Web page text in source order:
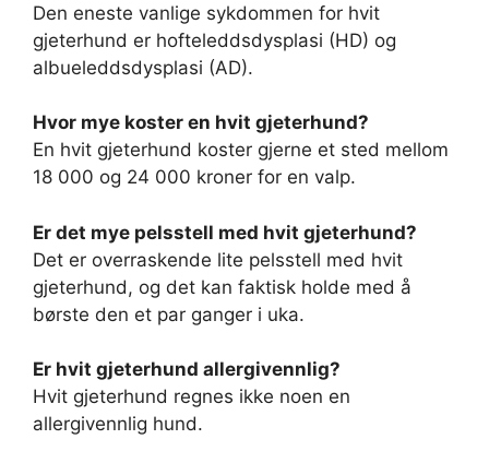
Den eneste vanlige sykdommen for hvit
gjeterhund er hofteleddsdysplasi (HD) og
albueleddsdysplasi (AD).
Hvor mye koster en hvit gjeterhund?
En hvit gjeterhund koster gjerne et sted mellom
18 000 og 24 000 kroner for en valp.
Er det mye pelsstell med hvit gjeterhund?
Det er overraskende lite pelsstell med hvit
gjeterhund, og det kan faktisk holde med å
børste den et par ganger i uka.
Er hvit gjeterhund allergivennlig?
Hvit gjeterhund regnes ikke noen en
allergivennlig hund.